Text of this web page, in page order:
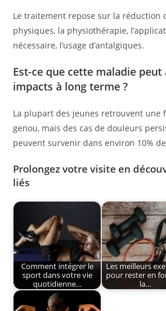
Le traitement repose sur la réduction
physiques, la physiothérapie,
nécessaire, l’usage d’antalgiques.
Est-ce que cette maladie peut
impacts à long terme ?
La plupart des jeunes retrouvent une
genou, mais des cas de douleurs
peuvent survenir dans environ 10%
Prolongez votre visite en
liés
Comment intégrer le
sport dans votre vie
quotidienne…
Les meilleurs
pour rester en
la…